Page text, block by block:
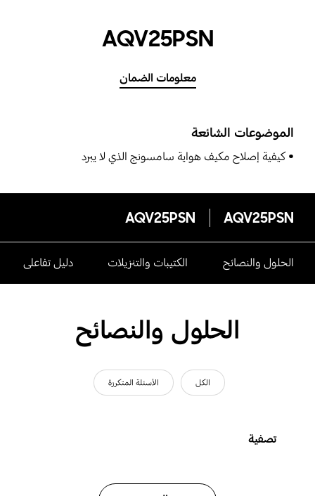
AQV25PSN
معلومات الضمان
الموضوعات الشائعة
كيفية إصلاح مكيف هواية سامسونج الذي لا يبرد
AQV25PSN
AQV25PSN
الحلول والنصائح الكتيبات والتنزيلات دليل تفاعلى
الحلول والنصائح
الكل الأسئلة المتكررة
تصفية